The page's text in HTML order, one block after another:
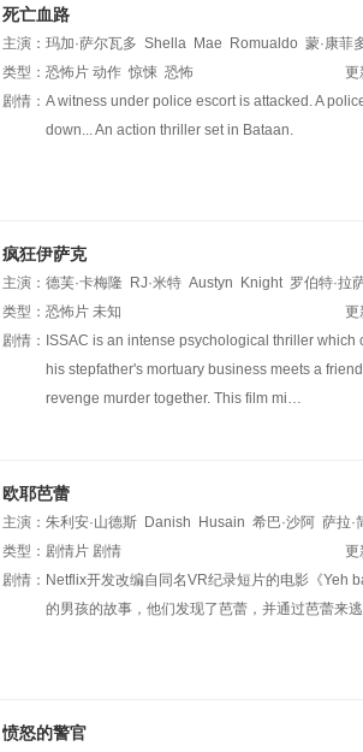
死亡血路
主演： 玛加·萨尔瓦多 Shella Mae Romualdo 蒙·康菲
Archi
Adamos Pontri Bernardo
类型： 恐怖片 动作 惊悚 恐怖
更
剧情： A witness under police escort is attacked. A
down... An action thriller set in Bataan.
疯狂伊萨克
主演： 德芙·卡梅隆 RJ·米特 Austyn Knight 罗伯特·拉
类型： 恐怖片 未知
更
剧情： ISSAC is an intense psychological thriller
his stepfather's mortuary business meets a
revenge murder together. This film mi…
欧耶芭蕾
主演： 朱利安·山德斯 Danish Husain 希巴·沙阿 萨拉·
Mulay Nizamuddin Bose
类型： 剧情片 剧情
更
剧情： Netflix开发改编自同名VR纪录短片的电影《Yeh
的男孩的故事，他们发现了芭蕾，并通过芭蕾来
愤怒的警官